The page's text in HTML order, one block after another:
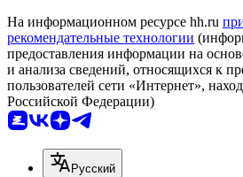
На информационном ресурсе hh.ru
рекомендательные технологии
предоставления информации на
и анализа сведений, относящихся к
пользователей сети «Интернет»,
Российской Федерации)
Русский